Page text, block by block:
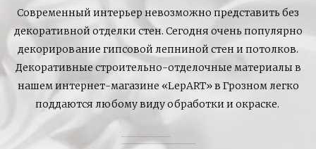
Современный интерьер невозможно представить без
декоративной отделки стен. Сегодня очень популярно
декорирование гипсовой лепниной стен и потолков.
Декоративные строительно-отделочные материалы в
нашем интернет-магазине «LepART» в Грозном легко
поддаются любому виду обработки и окраске.